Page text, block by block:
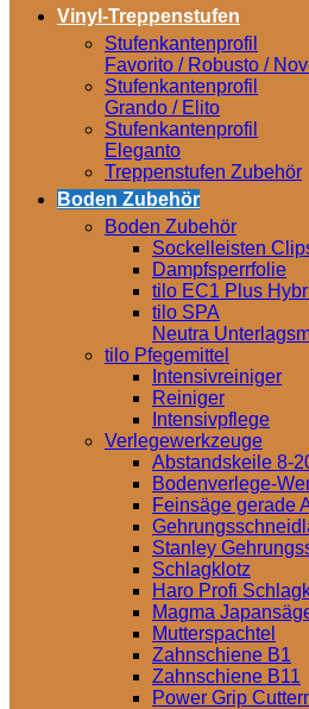
Vinyl-Treppenstufen
Stufenkantenprofil
Favorito / Robusto /
Stufenkantenprofil
Grando / Elito
Stufenkantenprofil
Eleganto
Treppenstufen Zubehör
Boden Zubehör
Boden Zubehör
Sockelleisten
Dampfsperrfolie
tilo EC1 Plus
tilo SPA
Neutra
tilo Pfegemittel
Intensivreiniger
Reiniger
Intensivpflege
Verlegewerkzeuge
Abstandskeile 8-
Bodenverlege-
Feinsäge gerade
Stanley
Schlagklotz
Haro Profi
Magma
Mutterspachtel
Zahnschiene B1
Zahnschiene B11
Power Grip